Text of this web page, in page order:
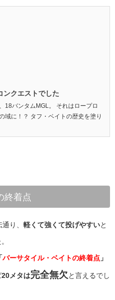
ンクエストでした
18バンタムMGL。 それはロープロ
域に！？ タフ・ベイトの歴史を塗り
終着点
り、 軽くて強くて投げやすいと
「バーサタイル・ベイトの終着点 」
20メタは完全無欠 と言えるでし